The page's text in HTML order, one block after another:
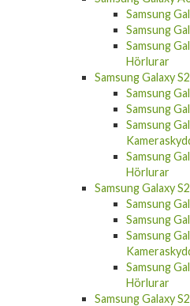
Samsung
Samsung
Samsung
Hörlurar
Samsung Galaxy
Samsung
Samsung
Samsung
Samsung
Hörlurar
Samsung Galaxy
Samsung
Samsung
Samsung
Samsung
Hörlurar
Samsung Galaxy